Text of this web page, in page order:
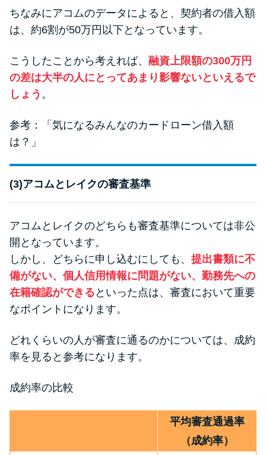
ちなみにアコムのデータによると、契約者の借入額
は、約6割が50万円以下となっています。
こうしたことから考えれば、 融資上限額の300万円
の差は大半の人にとってあまり影響ないといえるで
しょう 。
参考：
「気になるみんなのカードローン借入額
は？」
(3)アコムとレイクの審査基準
アコムとレイクのどちらも審査基準については非公
開となっています。
しかし、どちらに申し込むにしても、 提出書類に不
備がない、個人信用情報に問題がない、勤務先への
在籍確認ができる といった点は、審査において重要
なポイントになります。
どれくらいの人が審査に通るのかについては、成約
率を見ると参考になります。
成約率の比較
平均審査通過率
（成約率）